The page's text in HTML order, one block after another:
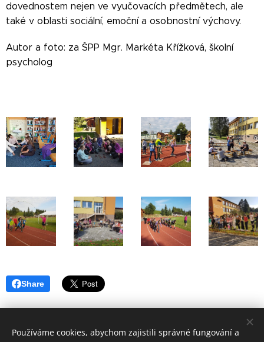
dovednostem nejen ve vyučovacích předmětech, ale
také v oblasti sociální, emoční a osobnostní výchovy.
Autor a foto: za ŠPP Mgr. Markéta Křížková, školní
psycholog
Share
Používáme cookies, abychom zajistili správné fungování a